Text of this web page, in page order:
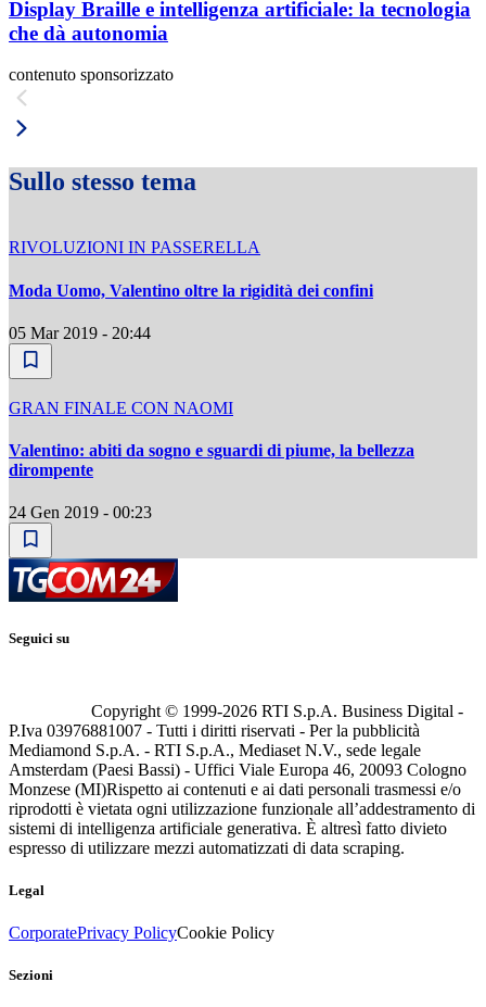
Display Braille e intelligenza artificiale: la tecnologia
che dà autonomia
contenuto sponsorizzato
Sullo stesso tema
RIVOLUZIONI IN PASSERELLA
Moda Uomo, Valentino oltre la rigidità dei confini
05 Mar 2019 - 20:44
GRAN FINALE CON NAOMI
Valentino: abiti da sogno e sguardi di piume, la bellezza
dirompente
24 Gen 2019 - 00:23
Seguici su
Copyright © 1999-2026 RTI S.p.A. Business Digital -
P.Iva 03976881007 - Tutti i diritti riservati - Per la pubblicità
Mediamond S.p.A. - RTI S.p.A., Mediaset N.V., sede legale
Amsterdam (Paesi Bassi) - Uffici Viale Europa 46, 20093 Cologno
Monzese (MI)Rispetto ai contenuti e ai dati personali trasmessi e/o
riprodotti è vietata ogni utilizzazione funzionale all’addestramento di
sistemi di intelligenza artificiale generativa. È altresì fatto divieto
espresso di utilizzare mezzi automatizzati di data scraping.
Legal
CorporatePrivacy PolicyCookie Policy
Sezioni